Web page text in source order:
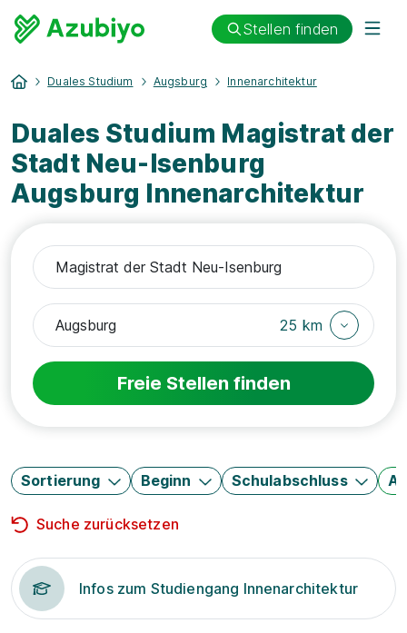
Stellen finden
Duales Studium Augsburg Innenarchitektur
Duales Studium Magistrat der
Stadt Neu-Isenburg
Augsburg Innenarchitektur
25 km
Freie Stellen finden
Sortierung Beginn Schulabschluss
Suche zurücksetzen
Infos zum Studiengang Innenarchitektur